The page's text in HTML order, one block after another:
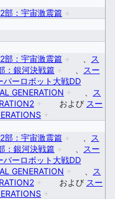
部：宇宙激震篇 +
部：宇宙激震篇 +
ス
：銀河決戦篇 +
スー
パーロボット大戦DD
GENERATION +
ス
+ および スー
+
部：宇宙激震篇 +
ス
：銀河決戦篇 +
スー
パーロボット大戦DD
GENERATION +
ス
+ および スー
+